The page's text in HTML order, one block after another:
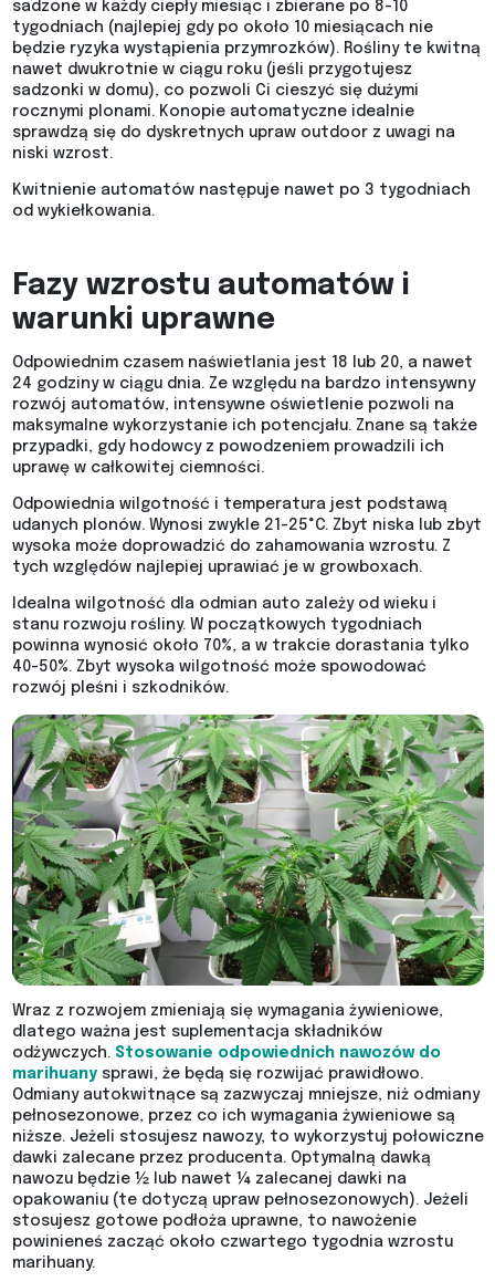
sadzone w każdy ciepły miesiąc i zbierane po 8-10
tygodniach (najlepiej gdy po około 10 miesiącach nie
będzie ryzyka wystąpienia przymrozków). Rośliny te kwitną
nawet dwukrotnie w ciągu roku (jeśli przygotujesz
sadzonki w domu), co pozwoli Ci cieszyć się dużymi
rocznymi plonami. Konopie automatyczne idealnie
sprawdzą się do dyskretnych upraw outdoor z uwagi na
niski wzrost.
Kwitnienie automatów następuje nawet po 3 tygodniach
od wykiełkowania.
Fazy wzrostu automatów i
warunki uprawne
Odpowiednim czasem naświetlania jest 18 lub 20, a nawet
24 godziny w ciągu dnia. Ze względu na bardzo intensywny
rozwój automatów, intensywne oświetlenie pozwoli na
maksymalne wykorzystanie ich potencjału. Znane są także
przypadki, gdy hodowcy z powodzeniem prowadzili ich
uprawę w całkowitej ciemności.
Odpowiednia wilgotność i temperatura jest podstawą
udanych plonów. Wynosi zwykle 21-25°C. Zbyt niska lub zbyt
wysoka może doprowadzić do zahamowania wzrostu. Z
tych względów najlepiej uprawiać je w growboxach.
Idealna wilgotność dla odmian auto zależy od wieku i
stanu rozwoju rośliny. W początkowych tygodniach
powinna wynosić około 70%, a w trakcie dorastania tylko
40-50%. Zbyt wysoka wilgotność może spowodować
rozwój pleśni i szkodników.
Wraz z rozwojem zmieniają się wymagania żywieniowe,
dlatego ważna jest suplementacja składników
odżywczych. Stosowanie odpowiednich nawozów do
marihuanysprawi, że będą się rozwijać prawidłowo.
Odmiany autokwitnące są zazwyczaj mniejsze, niż odmiany
pełnosezonowe, przez co ich wymagania żywieniowe są
niższe. Jeżeli stosujesz nawozy, to wykorzystuj połowiczne
dawki zalecane przez producenta. Optymalną dawką
nawozu będzie ½ lub nawet ¼ zalecanej dawki na
opakowaniu (te dotyczą upraw pełnosezonowych). Jeżeli
stosujesz gotowe podłoża uprawne, to nawożenie
powinieneś zacząć około czwartego tygodnia wzrostu
marihuany.